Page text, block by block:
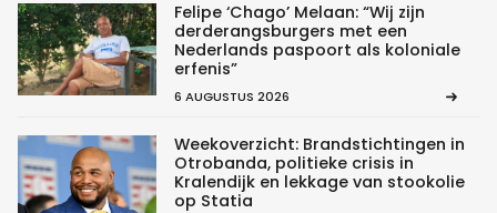
Felipe ‘Chago’ Melaan: “Wij zijn
derderangsburgers met een
Nederlands paspoort als koloniale
erfenis”
6 AUGUSTUS 2026
Weekoverzicht: Brandstichtingen in
Otrobanda, politieke crisis in
Kralendijk en lekkage van stookolie
op Statia